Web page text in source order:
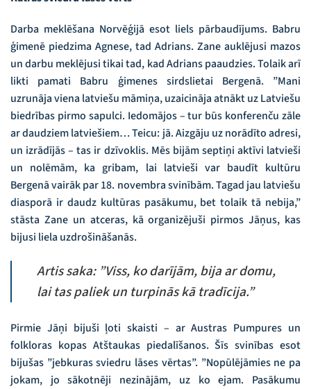
Darba meklēšana Norvēģijā esot liels pārbaudījums. Babru
ģimenē piedzima Agnese, tad Adrians. Zane auklējusi mazos
un darbu meklējusi tikai tad, kad Adrians paaudzies. Tolaik arī
likti pamati Babru ģimenes sirdslietai Bergenā. ”Mani
uzrunāja viena latviešu māmiņa, uzaicināja atnākt uz Latviešu
biedrības pirmo sapulci. Iedomājos – tur būs konferenču zāle
ar daudziem latviešiem… Teicu: jā. Aizgāju uz norādīto adresi,
un izrādījās – tas ir dzīvoklis. Mēs bijām septiņi aktīvi latvieši
un nolēmām, ka gribam, lai latvieši var baudīt kultūru
Bergenā vairāk par 18. novembra svinībām. Tagad jau latviešu
diasporā ir daudz kultūras pasākumu, bet tolaik tā nebija,”
stāsta Zane un atceras, kā organizējuši pirmos Jāņus, kas
bijusi liela uzdrošināšanās.
Artis saka: ”Viss, ko darījām, bija ar domu,
lai tas paliek un turpinās kā tradīcija.”
Pirmie Jāņi bijuši ļoti skaisti – ar Austras Pumpures un
folkloras kopas Atštaukas piedalīšanos. Šīs svinības esot
bijušas ”jebkuras sviedru lāses vērtas”. ”Nopūlējāmies ne pa
jokam, jo sākotnēji nezinājām, uz ko ejam. Pasākumu